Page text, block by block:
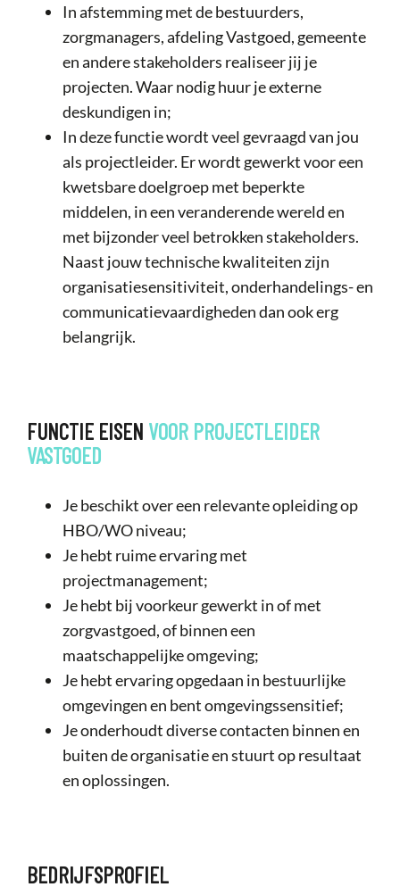
In afstemming met de bestuurders,
zorgmanagers, afdeling Vastgoed, gemeente
en andere stakeholders realiseer jij je
projecten. Waar nodig huur je externe
deskundigen in;
In deze functie wordt veel gevraagd van jou
als projectleider. Er wordt gewerkt voor een
kwetsbare doelgroep met beperkte
middelen, in een veranderende wereld en
met bijzonder veel betrokken stakeholders.
Naast jouw technische kwaliteiten zijn
organisatiesensitiviteit, onderhandelings- en
communicatievaardigheden dan ook erg
belangrijk.
FUNCTIE EISEN VOOR PROJECTLEIDER
VASTGOED
Je beschikt over een relevante opleiding op
HBO/WO niveau;
Je hebt ruime ervaring met
projectmanagement;
Je hebt bij voorkeur gewerkt in of met
zorgvastgoed, of binnen een
maatschappelijke omgeving;
Je hebt ervaring opgedaan in bestuurlijke
omgevingen en bent omgevingssensitief;
Je onderhoudt diverse contacten binnen en
buiten de organisatie en stuurt op resultaat
en oplossingen.
BEDRIJFSPROFIEL